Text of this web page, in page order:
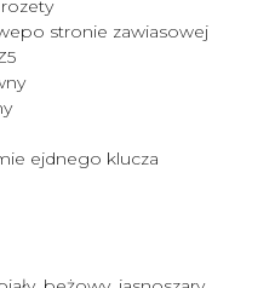
stronie zawiasowej
ejdnego klucza